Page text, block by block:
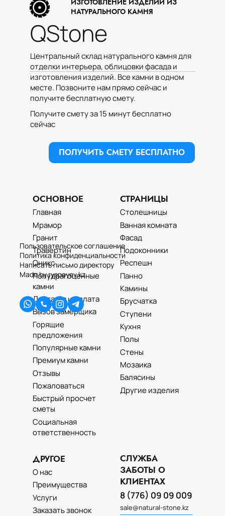
ЭТОМУ КАМНЮ
Перезвоним в удобное для Вас
время
Имя:
Введите Имя и Фамилию
Телефон:
Во сколько нам позвонить?
Выберите удобное для Вас время
ОТПРАВИТЬ ЗАЯВКУ
НАТУРАЛЬНОГО КАМНЯ
QStone
Центральный склад натурального камня для
отделки интерьера, облицовки фасада и
изготовления изделий. Все камни в одном
месте. Позвоните нам прямо сейчас и
получите бесплатную смету.
Получите смету за 15 минут бесплатно
сейчас
ПОЛУЧИТЬ СМЕТУ БЕСПЛАТНО
ОСНОВНОЕ
Главная
Мрамор
Гранит
Травертин
Оникс
Полудрагоценные
камни
Доставка и оплата
Вызов замерщика
Горящие
предложения
Популярные камни
Премиум камни
Отзывы
Пожаловаться
Быстрый просчет
сметы
Социальная
ответственность
СТРАНИЦЫ
Столешницы
Ванная комната
Фасад
Подоконники
Респешн
Панно
Камины
Брусчатка
Ступени
Кухня
Полы
Стены
Мозаика
Балясины
Другие изделия
ДРУГОЕ
О нас
Преимущества
Услуги
Заказать звонок
СЛУЖБА
ЗАБОТЫ О
КЛИЕНТАХ
8 (776) 09 09 009
sale@natural-stone.kz
Пользовательское соглашение
Политика конфиденциальности
Написать письмо директору
Made by ryspayev.kz